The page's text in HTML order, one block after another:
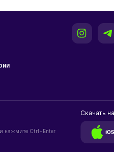
нажмите Ctrl+Enter
Скачать